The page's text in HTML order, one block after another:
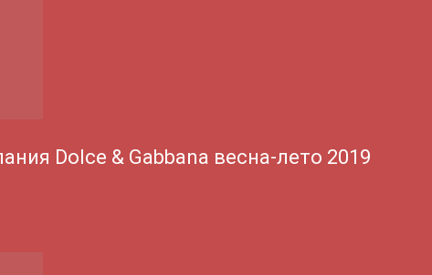
Dolce & Gabbana весна-лето 2019